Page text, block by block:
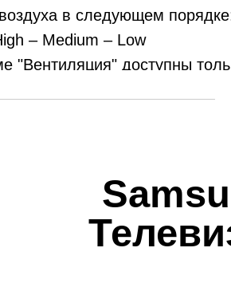
в следующем
– Medium – Low
"Вентиляция" доступны